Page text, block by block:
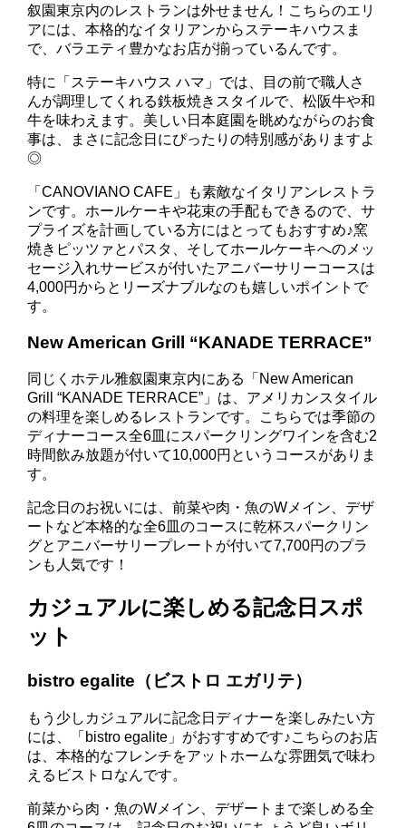
叙園東京内のレストランは外せません！こちらのエリ
アには、本格的なイタリアンからステーキハウスま
で、バラエティ豊かなお店が揃っているんです。
特に「ステーキハウス ハマ」では、目の前で職人さ
んが調理してくれる鉄板焼きスタイルで、松阪牛や和
牛を味わえます。美しい日本庭園を眺めながらのお食
事は、まさに記念日にぴったりの特別感がありますよ
◎
「CANOVIANO CAFE」も素敵なイタリアンレストラ
ンです。ホールケーキや花束の手配もできるので、サ
プライズを計画している方にはとってもおすすめ♪窯
焼きピッツァとパスタ、そしてホールケーキへのメッ
セージ入れサービスが付いたアニバーサリーコースは
4,000円からとリーズナブルなのも嬉しいポイントで
す。
New American Grill “KANADE TERRACE”
同じくホテル雅叙園東京内にある「New American
Grill “KANADE TERRACE”」は、アメリカンスタイル
の料理を楽しめるレストランです。こちらでは季節の
ディナーコース全6皿にスパークリングワインを含む2
時間飲み放題が付いて10,000円というコースがありま
す。
記念日のお祝いには、前菜や肉・魚のWメイン、デザ
ートなど本格的な全6皿のコースに乾杯スパークリン
グとアニバーサリープレートが付いて7,700円のプラ
ンも人気です！
カジュアルに楽しめる記念日スポ
ット
bistro egalite（ビストロ エガリテ）
もう少しカジュアルに記念日ディナーを楽しみたい方
には、「bistro egalite」がおすすめです♪こちらのお店
は、本格的なフレンチをアットホームな雰囲気で味わ
えるビストロなんです。
前菜から肉・魚のWメイン、デザートまで楽しめる全